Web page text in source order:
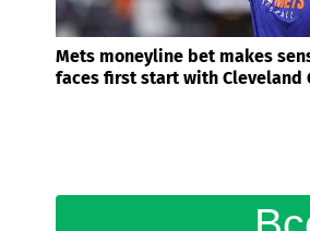
Mets moneyline bet makes
faces first start with Cleveland